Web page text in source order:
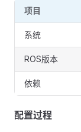
项目
系统
ROS版本
依赖
配置过程